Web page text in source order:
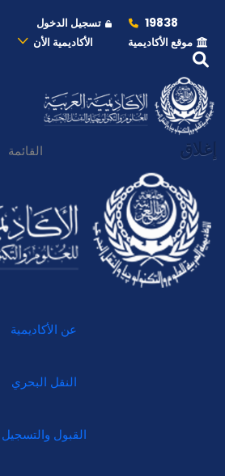
19838 تسجيل الدخول
موقع الأكاديمية
الأكاديمية الأن
إغلاق القائمة
عن الأكاديمية
النقل البحري
القبول والتسجيل